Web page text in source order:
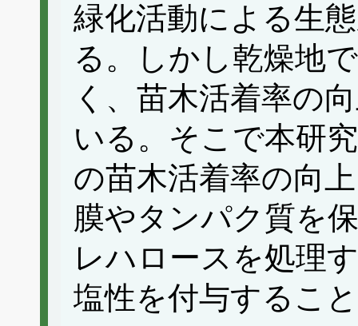
緑化活動による生
る。しかし乾燥地
く、苗木活着率の
いる。そこで本研
の苗木活着率の向
膜やタンパク質を
レハロースを処理
塩性を付与するこ